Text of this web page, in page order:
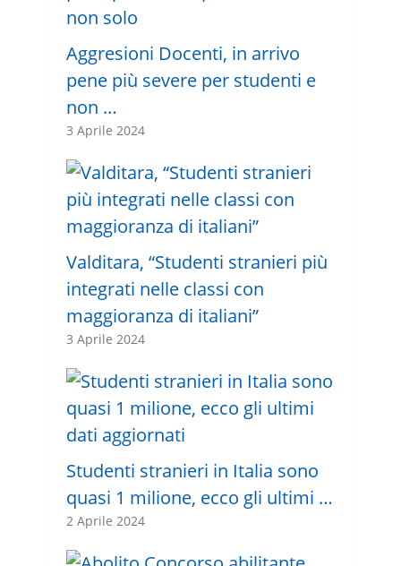
Aggresioni Docenti, in arrivo
pene più severe per studenti e
non …
3 Aprile 2024
Valditara, “Studenti stranieri più
integrati nelle classi con
maggioranza di italiani”
3 Aprile 2024
Studenti stranieri in Italia sono
quasi 1 milione, ecco gli ultimi …
2 Aprile 2024